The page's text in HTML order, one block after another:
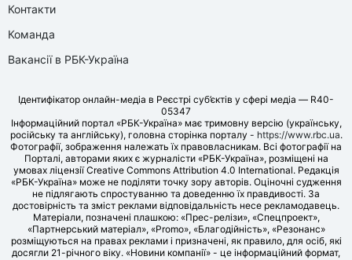
Контакти
Команда
Вакансії в РБК-Україна
Ідентифікатор онлайн-медіа в Реєстрі суб’єктів у сфері медіа — R40-
05347
Інформаційний портал «РБК-Україна» має тримовну версію (українську,
російську та англійську), головна сторінка порталу - https://www.rbc.ua.
Фотографії, зображення належать їх правовласникам. Всі фотографії на
Порталі, авторами яких є журналісти «РБК-Україна», розміщені на
умовах ліцензії Creative Commons Attribution 4.0 International. Редакція
«РБК-Україна» може не поділяти точку зору авторів. Оціночні судження
не підлягають спростуванню та доведенню їх правдивості. За
достовірність та зміст реклами відповідальність несе рекламодавець.
Матеріали, позначені плашкою: «Прес-релізи», «Спецпроект»,
«Партнерський матеріал», «Promo», «Благодійність», «Резонанс»
розміщуються на правах реклами і призначені, як правило, для осіб, які
досягли 21-річного віку. «Новини компанії» - це інформаційний формат,